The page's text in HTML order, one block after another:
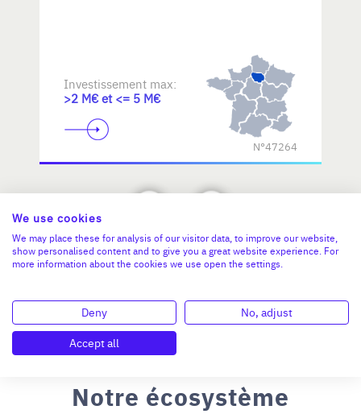
Investissement max:
>2 M€ et <= 5 M€
N°47264
Notre écosystème
We use cookies
We may place these for analysis of our visitor data, to improve our website,
show personalised content and to give you a great website experience. For
more information about the cookies we use open the settings.
Deny
No, adjust
Accept all